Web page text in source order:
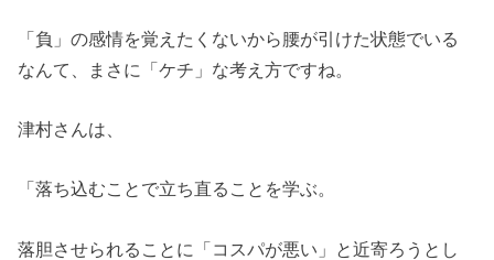
「負」の感情を覚えたくないから腰が引けた状態でいる
なんて、まさに「ケチ」な考え方ですね。
津村さんは、
「落ち込むことで立ち直ることを学ぶ。
落胆させられることに「コスパが悪い」と近寄ろうとし